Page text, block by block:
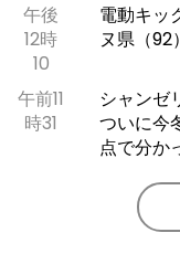
午後
12時
10
電動キッ
ヌ県（
午前11
時31
シャンゼ
ついに今
点で分か